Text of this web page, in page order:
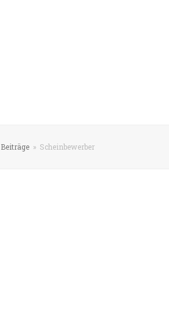
Beiträge » Scheinbewerber